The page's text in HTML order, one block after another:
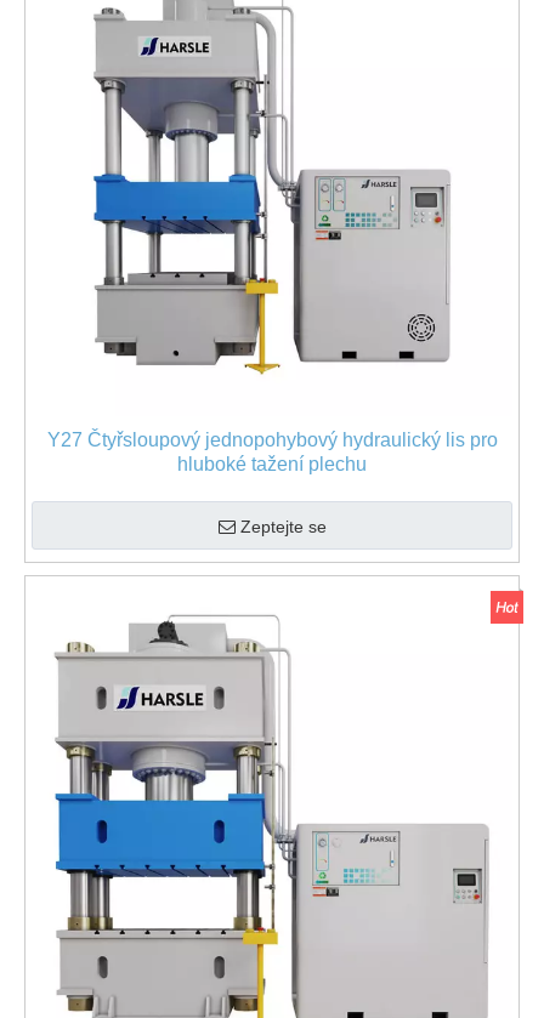
Y27 Čtyřsloupový jednopohybový hydraulický lis pro
hluboké tažení plechu
Zeptejte se